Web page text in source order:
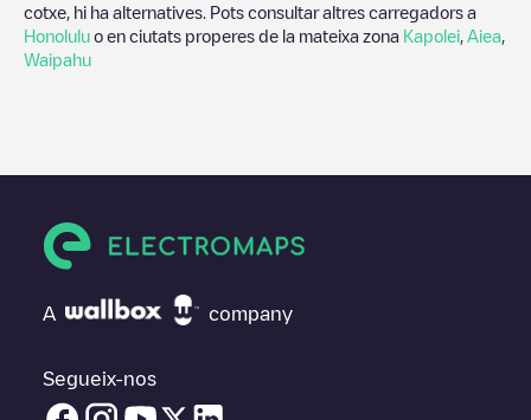
cotxe, hi ha alternatives. Pots consultar altres carregadors a
Honolulu o en ciutats properes de la mateixa zona Kapolei Aiea
Waipahu
A company
Segueix-nos